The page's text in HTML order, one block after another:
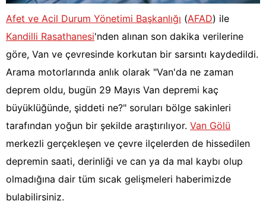
Afet ve Acil Durum Yönetimi Başkanlığı (AFAD) ile
Kandilli Rasathanesi'nden alınan son dakika verilerine
göre, Van ve çevresinde korkutan bir sarsıntı kaydedildi.
Arama motorlarında anlık olarak "Van'da ne zaman
deprem oldu, bugün 29 Mayıs Van depremi kaç
büyüklüğünde, şiddeti ne?" soruları bölge sakinleri
tarafından yoğun bir şekilde araştırılıyor. Van Gölü
merkezli gerçekleşen ve çevre ilçelerden de hissedilen
depremin saati, derinliği ve can ya da mal kaybı olup
olmadığına dair tüm sıcak gelişmeleri haberimizde
bulabilirsiniz.